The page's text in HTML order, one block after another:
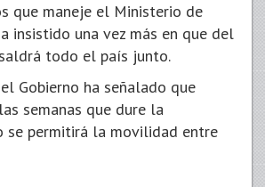
que maneje el Ministerio de
insistido una vez más en que del
todo el país junto.
Gobierno ha señalado que
semanas que dure la
se permitirá la movilidad entre